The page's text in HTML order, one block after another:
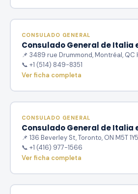
CONSULADO GENERAL
Consulado General de Italia
📌 3489 rue Drummond, Montréal, QC
📞 +1 (514) 849-8351
Ver ficha completa
CONSULADO GENERAL
Consulado General de Italia
📌 136 Beverley St, Toronto, ON M5T 1Y5
📞 +1 (416) 977-1566
Ver ficha completa